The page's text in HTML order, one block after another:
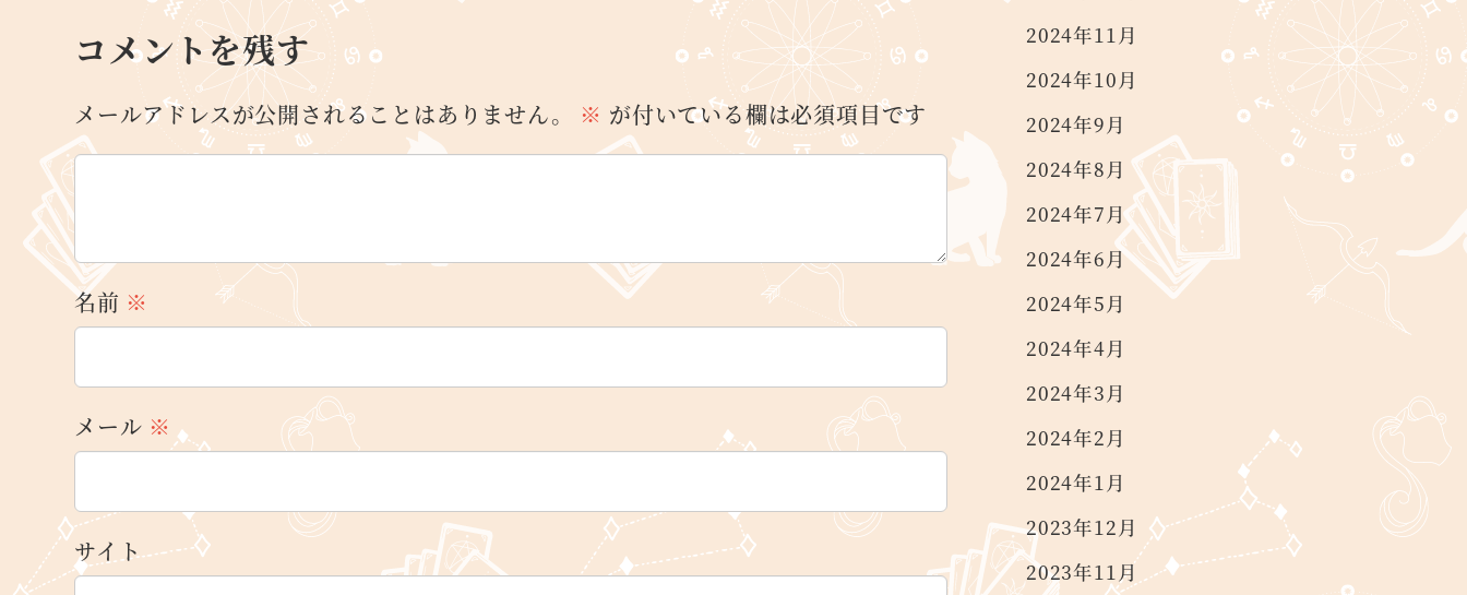
コメントを残す
メールアドレスが公開されることはありません。 ※ が付いている欄は必須項目です
名前 ※
メール ※
サイト
2024年11月
2024年10月
2024年9月
2024年8月
2024年7月
2024年6月
2024年5月
2024年4月
2024年3月
2024年2月
2024年1月
2023年12月
2023年11月